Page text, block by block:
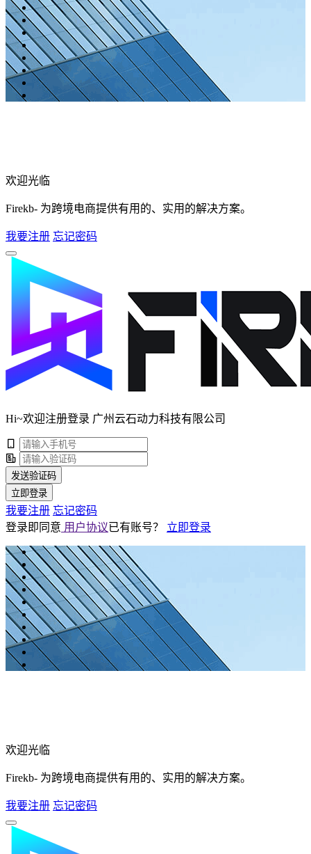
欢迎光临
Firekb- 为跨境电商提供有用的、实用的解决方案。
我要注册 忘记密码
Hi~欢迎注册登录 广州云石动力科技有限公司
发送验证码
立即登录
我要注册 忘记密码
登录即同意 用户协议已有账号？ 立即登录
欢迎光临
Firekb- 为跨境电商提供有用的、实用的解决方案。
我要注册 忘记密码